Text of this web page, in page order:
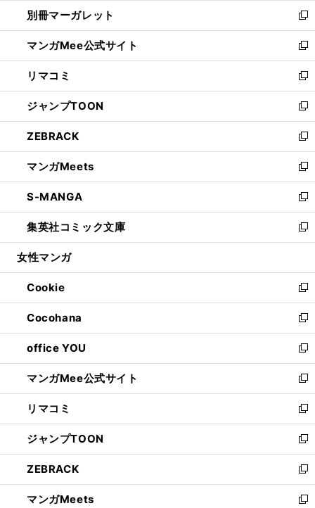
く
で
開
く
ィ
ン
ド
ウ
で
開
く
し
い
ウ
ィ
ン
ド
ウ
で
開
く
別冊マーガレット
新
し
い
ウ
ィ
ン
ド
ウ
で
開
く
マンガMee公式サイト
新
し
い
ウ
ィ
ン
ド
ウ
で
開
く
リマコミ
新
し
い
ウ
ィ
ン
ド
ウ
で
開
く
ジャンプTOON
新
し
い
ウ
ィ
ン
ド
ウ
で
開
ZEBRACK
新
し
い
ウ
ィ
ン
ド
ウ
開
く
マンガMeets
新
し
い
ウ
ィ
ン
ウ
で
開
く
S-MANGA
新
し
い
ウ
ン
ド
ウ
で
開
く
集英社コミック文庫
新
し
ウ
ィ
ン
ド
ウ
で
開
く
女性マンガ
Cookie
新
し
い
ウ
ィ
ン
ド
ウ
で
開
く
Cocohana
新
し
い
ウ
ィ
ン
ド
ウ
で
開
く
office YOU
新
し
い
ウ
ィ
ン
ド
ウ
で
開
く
マンガMee公式サイト
新
し
い
ウ
ィ
ン
ド
ウ
で
リマコミ
新
し
い
ウ
ィ
ン
ド
ジャンプTOON
新
し
い
ウ
ィ
ZEBRACK
新
し
い
マンガMeets
新